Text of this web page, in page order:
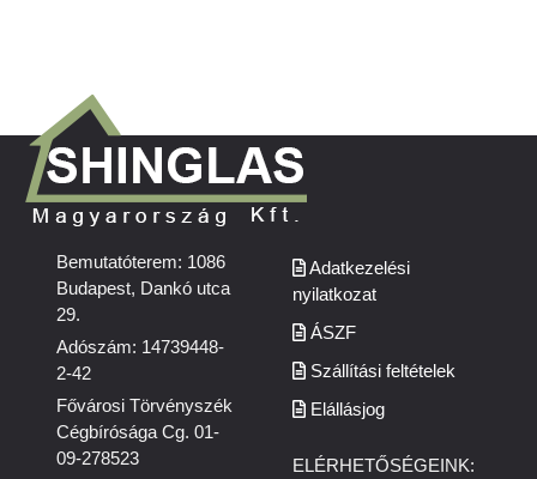
Bemutatóterem: 1086
Budapest, Dankó utca
29.
Adószám: 14739448-
2-42
Fővárosi Törvényszék
Cégbírósága Cg. 01-
09-278523
Adatkezelési
nyilatkozat
ÁSZF
Szállítási feltételek
Elállásjog
ELÉRHETŐSÉGEINK: